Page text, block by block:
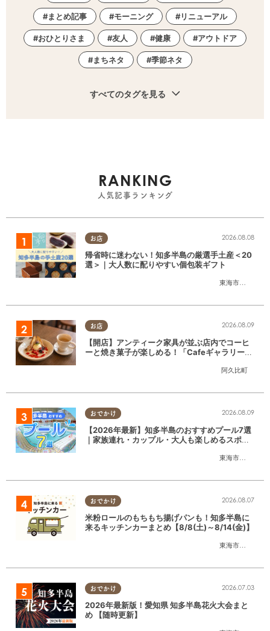
まとめ記事 モーニング リニューアル
おひとりさま 友人 健康 アウトドア
まちネタ 季節ネタ
すべてのタグを見る
RANKING
人気記事ランキング
お店
東海市
,大府市
2026.08.08
帰省時に迷わない！知多半島の厳選手土産＜20
選＞｜大人数に配りやすい個包装ギフト
お店
阿久比町
2026.08.09
【開店】アンティーク家具が並ぶ店内でコーヒ
ーと焼き菓子が楽しめる！「CafeギャラリーA
おでかけ
東海市
,大府市
2026.08.09
【2026年最新】知多半島のおすすめプール7選
｜家族連れ・カップル・大人も楽しめるスポッ
おでかけ
東海市
,大府市
2026.08.07
米粉ロールのもちもち揚げパンも！知多半島に
来るキッチンカーまとめ【8/8(土)～8/14(金)】
おでかけ 2026.07.03
2026年最新版！愛知県 知多半島花火大会まと
め 【随時更新】